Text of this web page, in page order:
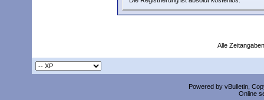
Alle
Powered by vBulletin,
Online